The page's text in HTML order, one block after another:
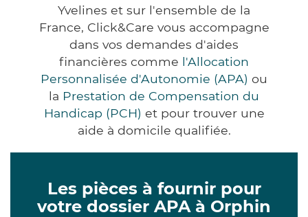
Yvelines et sur l'ensemble de la
France, Click&Care vous accompagne
dans vos demandes d'aides
financières comme l'Allocation
Personnalisée d'Autonomie (APA) ou
la Prestation de Compensation du
Handicap (PCH) et pour trouver une
aide à domicile qualifiée.
Les pièces à fournir pour
votre dossier APA à Orphin